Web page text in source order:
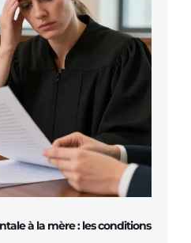
à la mère : les conditions